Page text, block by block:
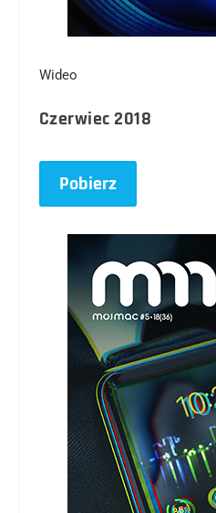
Wideo
Czerwiec 2018
Pobierz